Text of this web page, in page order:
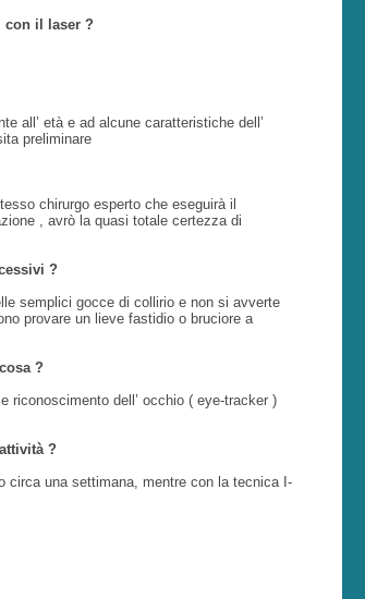
con il laser ?
all’ età e ad alcune caratteristiche dell’
preliminare
chirurgo esperto che eseguirà il
, avrò la quasi totale certezza di
?
semplici gocce di collirio e non si avverte
provare un lieve fastidio o bruciore a
?
riconoscimento dell’ occhio ( eye-tracker )
?
circa una settimana, mentre con la tecnica I-